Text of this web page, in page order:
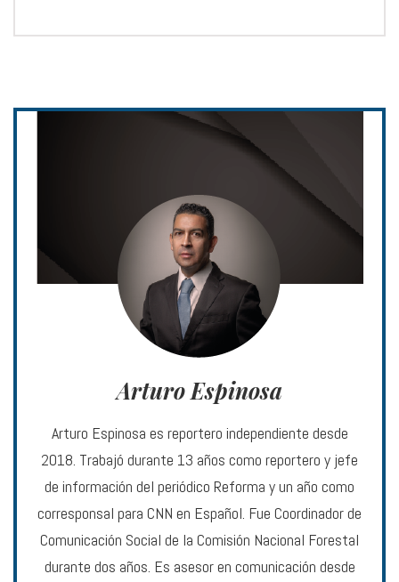
Arturo Espinosa
Arturo Espinosa es reportero independiente desde
2018. Trabajó durante 13 años como reportero y jefe
de información del periódico Reforma y un año como
corresponsal para CNN en Español. Fue Coordinador de
Comunicación Social de la Comisión Nacional Forestal
durante dos años. Es asesor en comunicación desde